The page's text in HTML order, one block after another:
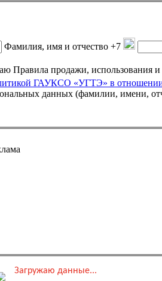
Фамилия, имя и отчество +7
продажи, использования и возврата
ГАУКСО «УГТЭ» в отношении
данных (фамилии, имени,
Загружаю данные...